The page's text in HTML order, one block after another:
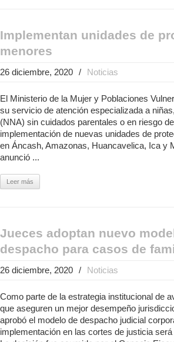
Implementan unidades de
menores
26 diciembre, 2020 / Noticias
El Ministerio de la Mujer y Poblaciones
su servicio de atención especializada a
(NNA) sin cuidados parentales o en riesgo
implementación de nuevas unidades de
en Áncash, Amazonas, Huancavelica, Ica y
anunció ...
Leer más
Jueces adoptan nuevo
despacho para casos de
26 diciembre, 2020 / Noticias
Como parte de la estrategia institucional de
que aseguren un mejor desempeño
aprobó el modelo de despacho judicial
implementación en las cortes de justicia